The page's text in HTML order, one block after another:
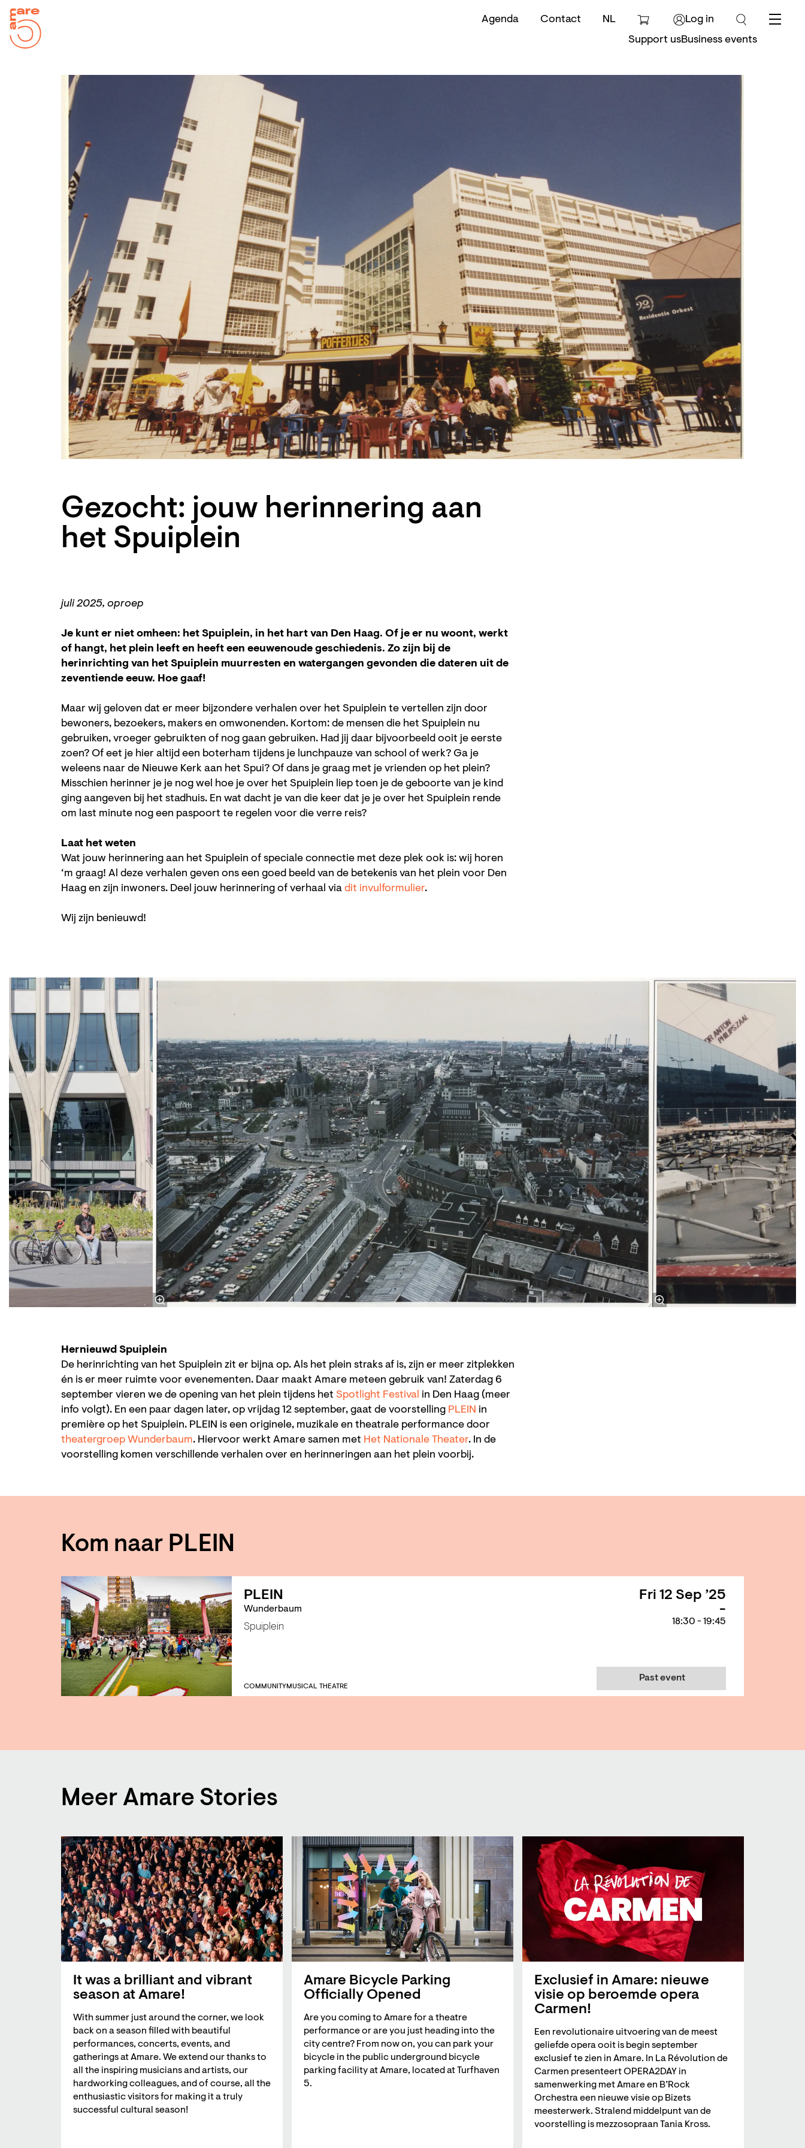
Agenda Contact NL
Log in
Support usBusiness events
Gezocht: jouw herinnering aan
het Spuiplein
juli 2025, oproep
Je kunt er niet omheen: het Spuiplein, in het hart van Den Haag. Of je er nu woont, werkt
of hangt, het plein leeft en heeft een eeuwenoude geschiedenis. Zo zijn bij de
herinrichting van het Spuiplein muurresten en watergangen gevonden die dateren uit de
zeventiende eeuw. Hoe gaaf!
Maar wij geloven dat er meer bijzondere verhalen over het Spuiplein te vertellen zijn door
bewoners, bezoekers, makers en omwonenden. Kortom: de mensen die het Spuiplein nu
gebruiken, vroeger gebruikten of nog gaan gebruiken. Had jij daar bijvoorbeeld ooit je eerste
zoen? Of eet je hier altijd een boterham tijdens je lunchpauze van school of werk? Ga je
weleens naar de Nieuwe Kerk aan het Spui? Of dans je graag met je vrienden op het plein?
Misschien herinner je je nog wel hoe je over het Spuiplein liep toen je de geboorte van je kind
ging aangeven bij het stadhuis. En wat dacht je van die keer dat je je over het Spuiplein rende
om last minute nog een paspoort te regelen voor die verre reis?
Laat het weten
Wat jouw herinnering aan het Spuiplein of speciale connectie met deze plek ook is: wij horen
‘m graag! Al deze verhalen geven ons een goed beeld van de betekenis van het plein voor Den
Haag en zijn inwoners. Deel jouw herinnering of verhaal via dit invulformulier.
Wij zijn benieuwd!
Skip
in
Hernieuwd Spuiplein
De herinrichting van het Spuiplein zit er bijna op. Als het plein straks af is, zijn er meer zitplekken
én is er meer ruimte voor evenementen. Daar maakt Amare meteen gebruik van! Zaterdag 6
september vieren we de opening van het plein tijdens het Spotlight Festival in Den Haag (meer
info volgt). En een paar dagen later, op vrijdag 12 september, gaat de voorstelling PLEIN in
première op het Spuiplein. PLEIN is een originele, muzikale en theatrale performance door
theatergroep Wunderbaum. Hiervoor werkt Amare samen met Het Nationale Theater. In de
voorstelling komen verschillende verhalen over en herinneringen aan het plein voorbij.
Kom naar PLEIN
PLEIN
Wunderbaum
Spuiplein
COMMUNITYMUSICAL THEATRE
Fri 12 Sep ’25
18:30 -19:45
Past event
Meer Amare Stories
It was a brilliant and vibrant
season at Amare!
With summer just around the corner, we look
back on a season filled with beautiful
performances, concerts, events, and
gatherings at Amare. We extend our thanks to
all the inspiring musicians and artists, our
hardworking colleagues, and of course, all the
enthusiastic visitors for making it a truly
successful cultural season!
Amare Bicycle Parking
Officially Opened
Are you coming to Amare for a theatre
performance or are you just heading into the
city centre? From now on, you can park your
bicycle in the public underground bicycle
parking facility at Amare, located at Turfhaven
5.
Exclusief in Amare: nieuwe
visie op beroemde opera
Carmen!
Een revolutionaire uitvoering van de meest
geliefde opera ooit is begin september
exclusief te zien in Amare. In La Révolution de
Carmen presenteert OPERA2DAY in
samenwerking met Amare en B’Rock
Orchestra een nieuwe visie op Bizets
meesterwerk. Stralend middelpunt van de
voorstelling is mezzosopraan Tania Kross.